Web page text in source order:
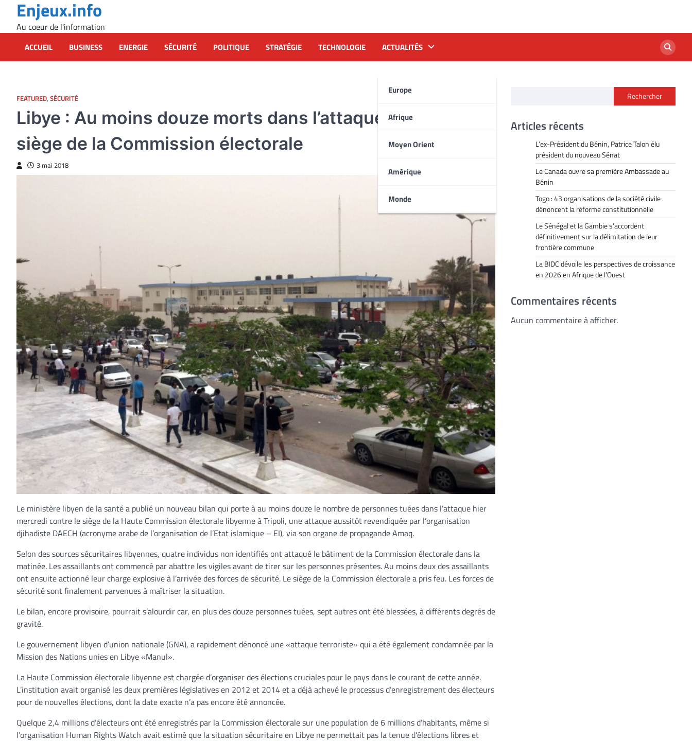
content
Enjeux.info
Au coeur de l'information
ACCUEIL BUSINESS ENERGIE SÉCURITÉ POLITIQUE STRATÉGIE TECHNOLOGIE ACTUALITÉS
Europe
Afrique
Moyen Orient
Amérique
Monde
FEATURED, SÉCURITÉ
Libye : Au moins douze morts dans l’attaque contre le
siège de la Commission électorale
3 mai 2018
Le ministère libyen de la santé a publié un nouveau bilan qui porte à au moins douze le nombre de personnes tuées dans l’attaque hier
mercredi contre le siège de la Haute Commission électorale libyenne à Tripoli, une attaque aussitôt revendiquée par l’organisation
djihadiste DAECH (acronyme arabe de l’organisation de l’Etat islamique – EI), via son organe de propagande Amaq.
Selon des sources sécuritaires libyennes, quatre individus non identifiés ont attaqué le bâtiment de la Commission électorale dans la
matinée. Les assaillants ont commencé par abattre les vigiles avant de tirer sur les personnes présentes. Au moins deux des assaillants
ont ensuite actionné leur charge explosive à l’arrivée des forces de sécurité. Le siège de la Commission électorale a pris feu. Les forces de
sécurité sont finalement parvenues à maîtriser la situation.
Le bilan, encore provisoire, pourrait s’alourdir car, en plus des douze personnes tuées, sept autres ont été blessées, à différents degrés de
gravité.
Le gouvernement libyen d’union nationale (GNA), a rapidement dénoncé une «attaque terroriste» qui a été également condamnée par la
Mission des Nations unies en Libye «Manul».
La Haute Commission électorale libyenne est chargée d’organiser des élections cruciales pour le pays dans le courant de cette année.
L’institution avait organisé les deux premières législatives en 2012 et 2014 et a déjà achevé le processus d’enregistrement des électeurs
pour de nouvelles élections, dont la date exacte n’a pas encore été annoncée.
Quelque 2,4 millions d’électeurs ont été enregistrés par la Commission électorale sur une population de 6 millions d’habitants, même si
l’organisation Human Rights Watch avait estimé que la situation sécuritaire en Libye ne permettait pas la tenue d’élections libres et
Rechercher
Articles récents
L’ex-Président du Bénin, Patrice Talon élu
président du nouveau Sénat
Le Canada ouvre sa première Ambassade au
Bénin
Togo : 43 organisations de la société civile
dénoncent la réforme constitutionnelle
Le Sénégal et la Gambie s’accordent
définitivement sur la délimitation de leur
frontière commune
La BIDC dévoile les perspectives de croissance
en 2026 en Afrique de l’Ouest
Commentaires récents
Aucun commentaire à afficher.